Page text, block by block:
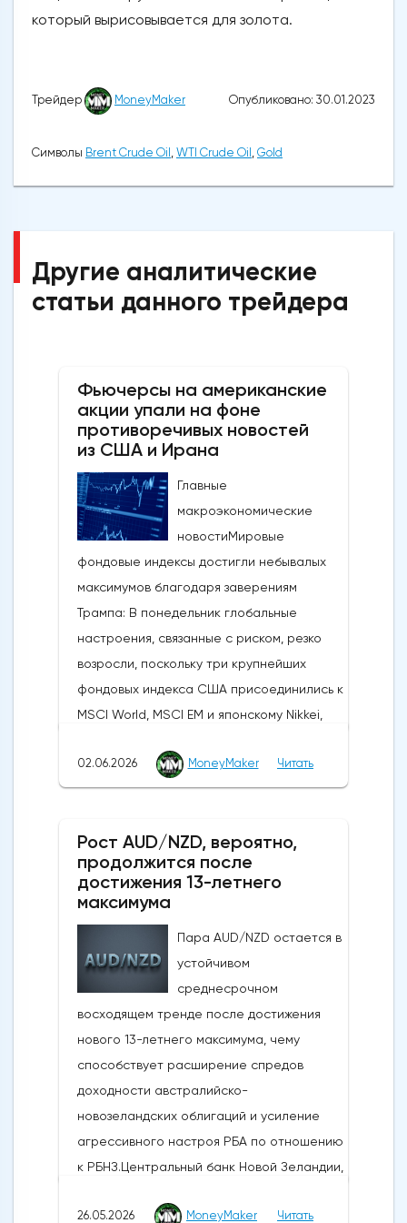
который вырисовывается для золота.
Трейдер MoneyMaker Опубликовано: 30.01.2023
Символы Brent Crude Oil , WTI Crude Oil , Gold
Другие аналитические
статьи данного трейдера
Фьючерсы на американские
акции упали на фоне
противоречивых новостей
из США и Ирана
Главные
макроэкономические
новостиМировые
фондовые индексы достигли небывалых
максимумов благодаря заверениям
Трампа: В понедельник глобальные
настроения, связанные с риском, резко
возросли, поскольку три крупнейших
фондовых индекса США присоединились к
MSCI World, MSCI EM и японскому Nikkei,
Широкое продвижение вперед
последовало за заявлениями президента
то, что, несмотря на новые военные
обмены в выходные, Вашингтон и Тегеран
по-прежнему ведут активные
дискуссии.Производственная активность в
США достигла 4-летнего максимума:
Несмотря на структурные проблемы,
связанные с нефтяным кризисом в
регионе и рекордно низким уровнем
потребительского доверия,
опубликованные в понедельник данные
показали, что производственная
активность в США растет самыми
быстрыми темпами за последние четыре
02.06.2026 MoneyMaker Читать
Рост AUD/NZD, вероятно,
продолжится после
достижения 13-летнего
максимума
Пара AUD/NZD остается в
устойчивом
среднесрочном
восходящем тренде после достижения
нового 13-летнего максимума, чему
способствует расширение спредов
доходности австралийско-
новозеландских облигаций и усиление
агрессивного настроя РБА по отношению
к РБНЗ.Центральный банк Новой Зеландии,
денежно-кредитной политике завтра, в
26.05.2026 MoneyMaker Читать